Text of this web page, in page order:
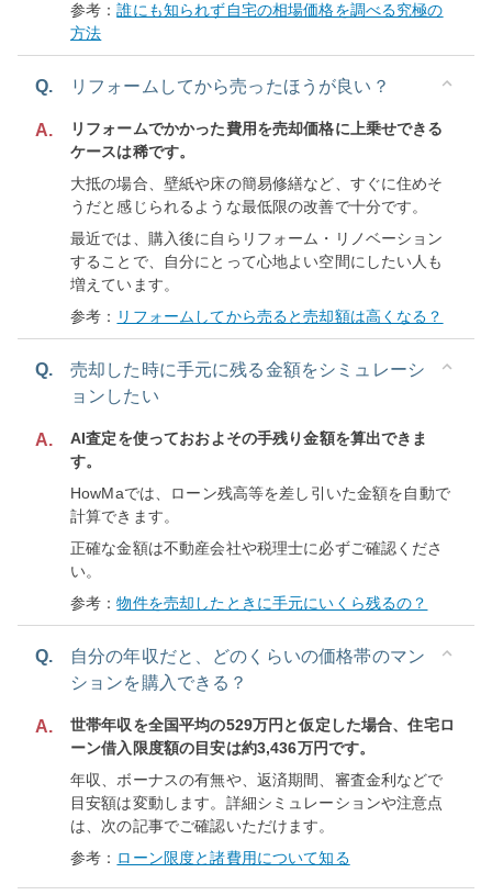
参考：誰にも知られず自宅の相場価格を調べる究極の
方法
Q. リフォームしてから売ったほうが良い？
A.
リフォームでかかった費用を売却価格に上乗せできる
ケースは稀です。
大抵の場合、壁紙や床の簡易修繕など、すぐに住めそ
うだと感じられるような最低限の改善で十分です。
最近では、購入後に自らリフォーム・リノベーション
することで、自分にとって心地よい空間にしたい人も
増えています。
参考： リフォームしてから売ると売却額は高くなる？
Q.
売却した時に手元に残る金額をシミュレーシ
ョンしたい
A.
AI査定を使っておおよその手残り金額を算出できま
す。
HowMaでは、ローン残高等を差し引いた金額を自動で
計算できます。
正確な金額は不動産会社や税理士に必ずご確認くださ
い。
参考：物件を売却したときに手元にいくら残るの？
Q.
自分の年収だと、どのくらいの価格帯のマン
ションを購入できる？
A.
世帯年収を全国平均の529万円と仮定した場合、住宅ロ
ーン借入限度額の目安は約3,436万円です。
年収、ボーナスの有無や、返済期間、審査金利などで
目安額は変動します。詳細シミュレーションや注意点
は、次の記事でご確認いただけます。
参考： ローン限度と諸費用について知る